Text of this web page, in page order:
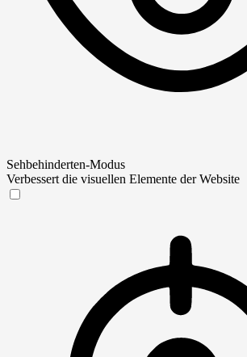
Sehbehinderten-Modus
Verbessert die visuellen Elemente der Website